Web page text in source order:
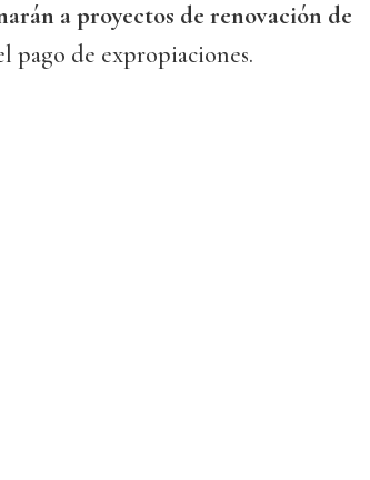
a proyectos de renovación de
pago de expropiaciones.